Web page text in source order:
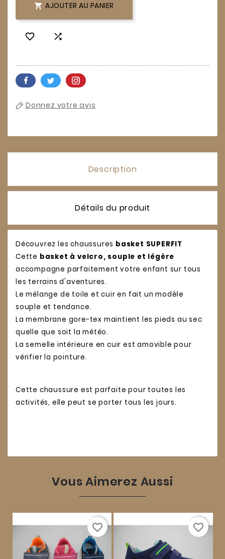
 AJOUTER AU PANIER
 
Donnez votre avis
Description
Détails du produit
Découvrez les chaussures basket SUPERFIT
Cette basket à velcro, souple et légère
accompagne parfaitement votre enfant sur tous
les terrains d'aventures.
Le mélange de toile et cuir en fait un modèle
souple et tendance.
La membrane gore-tex maintient les pieds au sec
quelle que soit la météo.
La semelle intérieure en cuir est amovible pour
vérifier la pointure.
Cette chaussure est parfaite pour toutes les
activités, elle peut se porter tous les jours.
Vous Aimerez Aussi
favorite_border favorite_border